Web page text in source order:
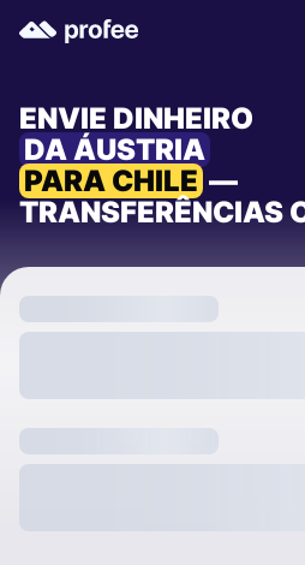
ENVIE DINHEIRO
DA ÁUSTRIA
PARA CHILE —
TRANSFERÊNCIAS